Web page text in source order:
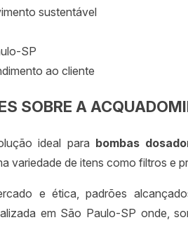
sustentável
SP
ao cliente
SOBRE A
ideal para bombas
variedade de itens como filtros e
e ética, padrões
em São Paulo-SP onde,